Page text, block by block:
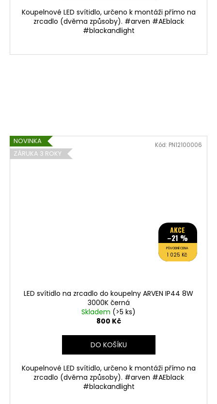
Koupelnové LED svítidlo, určeno k montáži přímo na
zrcadlo (dvěma způsoby). #arven #AEblack
#blackandlight
NOVINKA
ZÁRUKA 3 ROKY
AKCE
–21 %
PŮVODNÍ CENA
1 025 Kč
LED svítidlo na zrcadlo do koupelny ARVEN IP44 8W
3000K černá
Skladem (>5 ks)
800 Kč
DO KOŠÍKU
Koupelnové LED svítidlo, určeno k montáži přímo na
zrcadlo (dvěma způsoby). #arven #AEblack
#blackandlight
Kód: PN12100006